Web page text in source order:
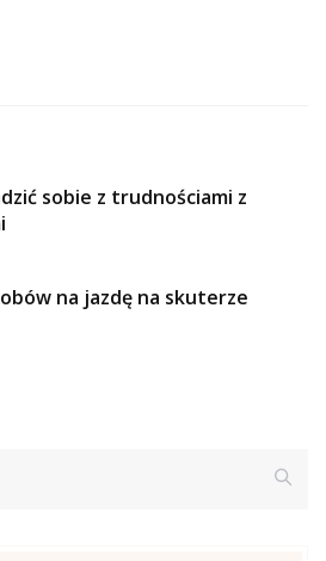
sobie z trudnościami z
na jazdę na skuterze